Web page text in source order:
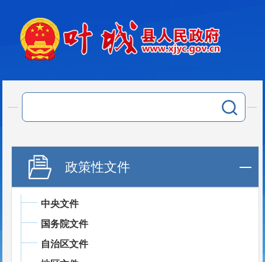
政策性文件
中央文件
国务院文件
自治区文件